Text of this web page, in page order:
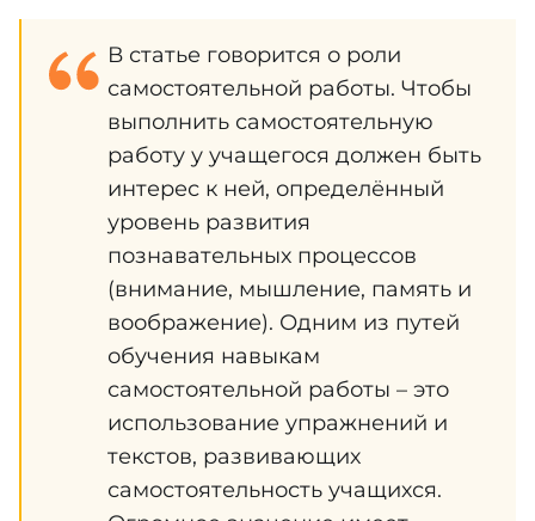
В статье говорится о роли
самостоятельной работы. Чтобы
выполнить самостоятельную
работу у учащегося должен быть
интерес к ней, определённый
уровень развития
познавательных процессов
(внимание, мышление, память и
воображение). Одним из путей
обучения навыкам
самостоятельной работы – это
использование упражнений и
текстов, развивающих
самостоятельность учащихся.